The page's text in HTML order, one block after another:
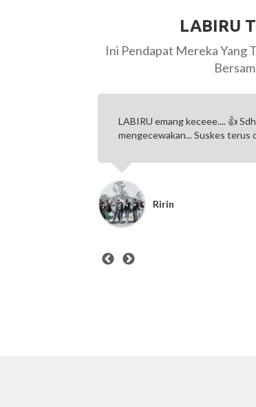
LABIRU
Ini Pendapat Mereka Yang
LABIRU emang keceee.... 👍
mengecewakan... Suskes terus
Ririn